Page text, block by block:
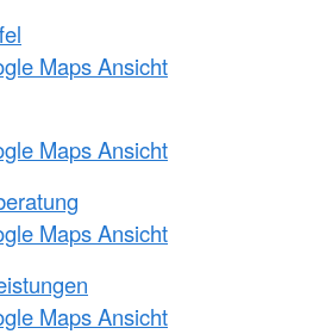
Maps Ansicht
Maps Ansicht
Maps Ansicht
Maps Ansicht